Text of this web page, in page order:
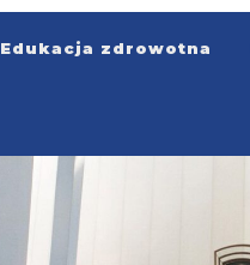
Edukacja zdrowotna